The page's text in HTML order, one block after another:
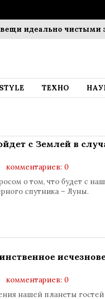
идеально чистыми за
ТЕХНО
с Землей в
комментариев: 0
о том, что будет с
спутника – Луны.
комментариев: 0
нашей планеты гостей